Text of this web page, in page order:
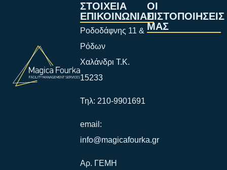
ΣΤΟΙΧΕΙΑ
ΕΠΙΚΟΙΝΩΝΙΑΣ
Ροδοδάφνης 11 &
Ρόδων
Χαλάνδρι Τ.Κ.
15233
Τηλ: 210-9901691
email:
info@magicafourka.gr
Αρ. ΓΕΜΗ
ΟΙ
ΠΙΣΤΟΠΟΙΗΣΕΙΣ
ΜΑΣ